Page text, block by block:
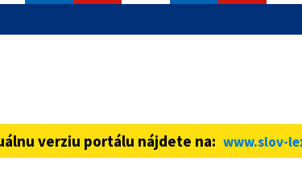
zabezpečenú
verziu portálu nájdete na: www.slov-